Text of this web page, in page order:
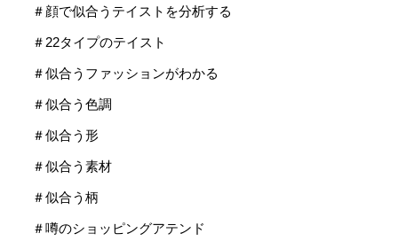
＃顔で似合うテイストを分析する
＃22タイプのテイスト
＃似合うファッションがわかる
＃似合う色調
＃似合う形
＃似合う素材
＃似合う柄
＃噂のショッピングアテンド